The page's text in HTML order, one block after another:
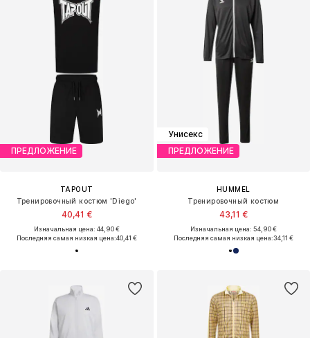
ПРЕДЛОЖЕНИЕ
TAPOUT
Тренировочный костюм 'Diego'
40,41 €
Изначальная цена: 44,90 €
Последняя самая низкая цена:40,41 €
Унисекс
ПРЕДЛОЖЕНИЕ
HUMMEL
Тренировочный костюм
43,11 €
Изначальная цена: 54,90 €
Последняя самая низкая цена:34,11 €